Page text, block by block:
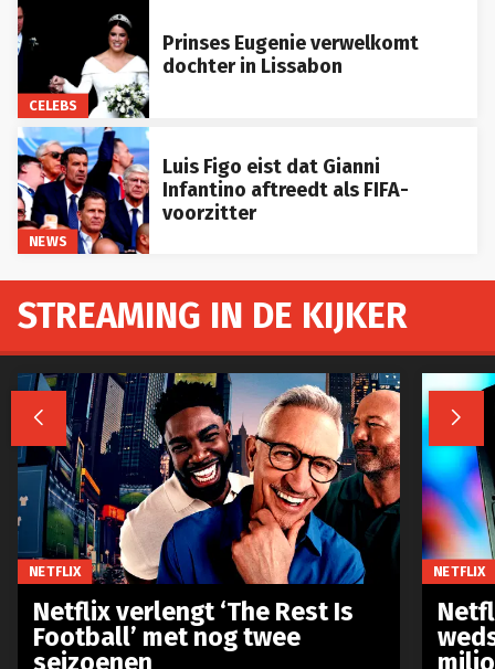
CELEBS
Prinses Eugenie verwelkomt
dochter in Lissabon
NEWS
Luis Figo eist dat Gianni
Infantino aftreedt als FIFA-
voorzitter
STREAMING IN DE KIJKER
 
NETFLIX
Netflix verlengt ‘The Rest Is
Football’ met nog twee
seizoenen
NETFLIX